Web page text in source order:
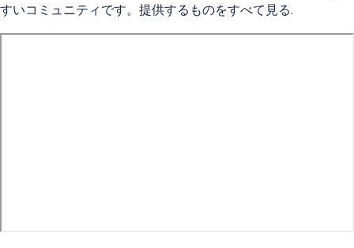
すいコミュニティです。提供するものをすべて見る.